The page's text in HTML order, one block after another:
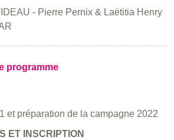
- Pierre Pernix & Laëtitia Henry
programme
et préparation de la campagne 2022
ET INSCRIPTION